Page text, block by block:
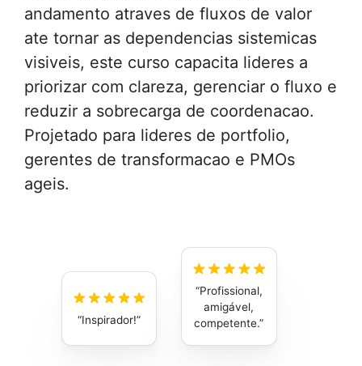
andamento atraves de fluxos de valor
ate tornar as dependencias sistemicas
visiveis, este curso capacita lideres a
priorizar com clareza, gerenciar o fluxo e
reduzir a sobrecarga de coordenacao.
Projetado para lideres de portfolio,
gerentes de transformacao e PMOs
ageis.
Inspirador!
Profissional,
amigável,
competente.